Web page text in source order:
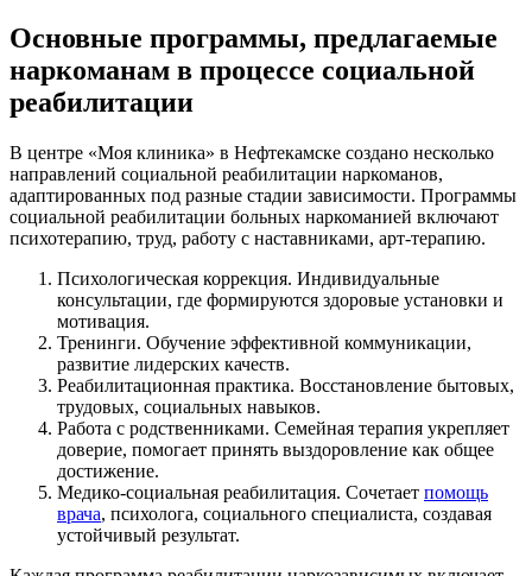
Основные программы, предлагаемые
наркоманам в процессе социальной
реабилитации
В центре «Моя клиника» в Нефтекамске создано несколько
направлений социальной реабилитации наркоманов,
адаптированных под разные стадии зависимости. Программы
социальной реабилитации больных наркоманией включают
психотерапию, труд, работу с наставниками, арт-терапию.
Психологическая коррекция. Индивидуальные
консультации, где формируются здоровые установки и
мотивация.
Тренинги. Обучение эффективной коммуникации,
развитие лидерских качеств.
Реабилитационная практика. Восстановление бытовых,
трудовых, социальных навыков.
Работа с родственниками. Семейная терапия укрепляет
доверие, помогает принять выздоровление как общее
достижение.
Медико-социальная реабилитация. Сочетает помощь
врача, психолога, социального специалиста, создавая
устойчивый результат.